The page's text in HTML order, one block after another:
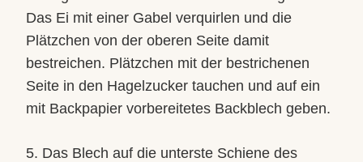
Das Ei mit einer Gabel verquirlen und die
Plätzchen von der oberen Seite damit
bestreichen. Plätzchen mit der bestrichenen
Seite in den Hagelzucker tauchen und auf ein
mit Backpapier vorbereitetes Backblech geben.
5. Das Blech auf die unterste Schiene des